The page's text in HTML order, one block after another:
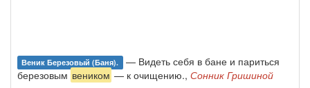
Веник Березовый (баня). — Видеть себя в бане и париться
березовым веником — к очищению., Сонник Гришиной